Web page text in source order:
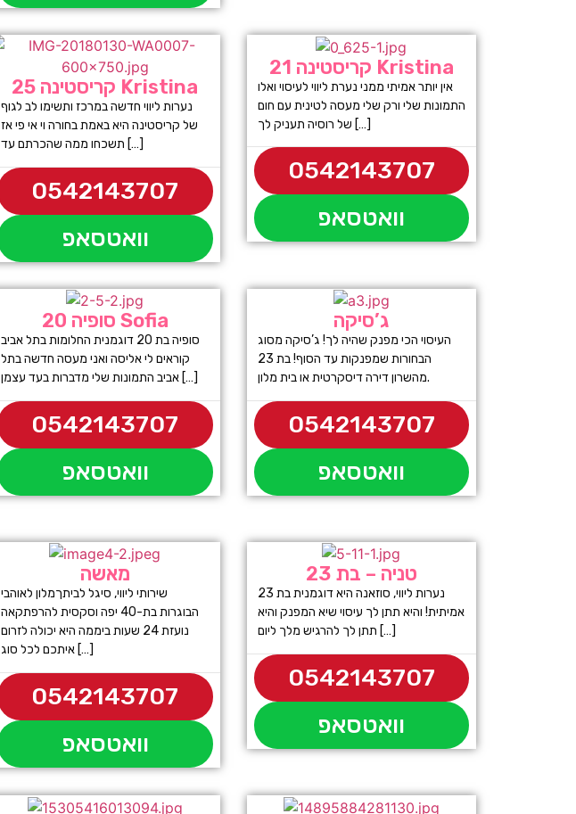
קריסטינה 25 Kristina
נערות ליווי חדשה במרכז ותשימו לב לגוף
של קריסטינה היא באמת בחורה וי אי פי אז
תשכחו ממה שהכרתם עד […]
0542143707
וואטסאפ
קריסטינה 21 Kristina
אין יותר אמיתי ממני נערת ליווי לעיסוי ואלו
התמונות שלי ורק שלי מעסה לטינית עם חום
של רוסיה תעניק לך […]
0542143707
וואטסאפ
סופיה 20 Sofia
סופיה בת 20 דוגמנית החלומות בתל אביב
קוראים לי אליסה ואני מעסה חדשה בתל
אביב התמונות שלי מדברות בעד עצמן […]
0542143707
וואטסאפ
ג’סיקה
העיסוי הכי מפנק שהיה לך! ג’סיקה מסוג
הבחורות שמפנקות עד הסוף! בת 23
מהשרון דירה דיסקרטית או בית מלון.
0542143707
וואטסאפ
מאשה
שירותי ליווי, סיגל לביתךמלון לאוהבי
הבוגרות בת-40 יפה וסקסית להרפתקאה
נועזת 24 שעות ביממה היא יכולה לזרום
איתכם לכל סוג […]
0542143707
וואטסאפ
טניה – בת 23
נערות ליווי, סוזאנה היא דוגמנית בת 23
אמיתית! והיא תתן לך עיסוי שיא המפנק והיא
תתן לך להרגיש מלך ליום […]
0542143707
וואטסאפ